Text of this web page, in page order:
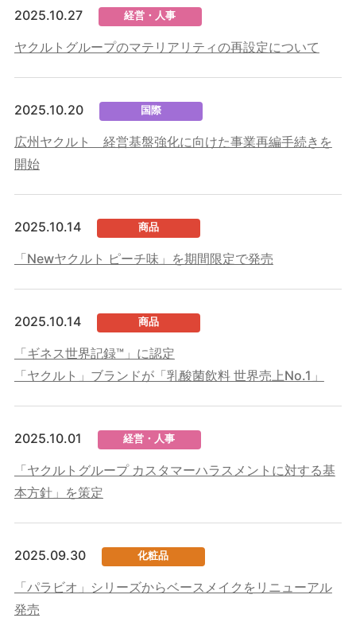
2025.10.27 経営・人事
ヤクルトグループのマテリアリティの再設定について
2025.10.20 国際
広州ヤクルト 経営基盤強化に向けた事業再編手続きを
開始
2025.10.14 商品
「Newヤクルト ピーチ味」を期間限定で発売
2025.10.14 商品
「ギネス世界記録™」に認定
「ヤクルト」ブランドが「乳酸菌飲料 世界売上No.1」
2025.10.01 経営・人事
「ヤクルトグループ カスタマーハラスメントに対する基
本方針」を策定
2025.09.30 化粧品
「パラビオ」シリーズからベースメイクをリニューアル
発売